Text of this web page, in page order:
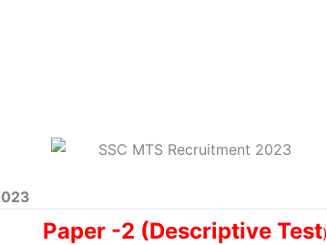
Paper -2 (Descriptive Test)